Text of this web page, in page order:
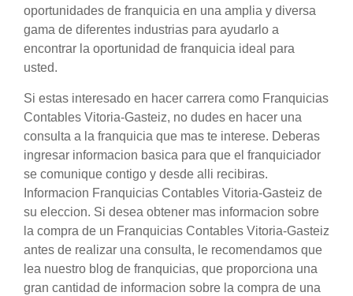
oportunidades de franquicia en una amplia y diversa
gama de diferentes industrias para ayudarlo a
encontrar la oportunidad de franquicia ideal para
usted.
Si estas interesado en hacer carrera como Franquicias
Contables Vitoria-Gasteiz, no dudes en hacer una
consulta a la franquicia que mas te interese. Deberas
ingresar informacion basica para que el franquiciador
se comunique contigo y desde alli recibiras.
Informacion Franquicias Contables Vitoria-Gasteiz de
su eleccion. Si desea obtener mas informacion sobre
la compra de un Franquicias Contables Vitoria-Gasteiz
antes de realizar una consulta, le recomendamos que
lea nuestro blog de franquicias, que proporciona una
gran cantidad de informacion sobre la compra de una